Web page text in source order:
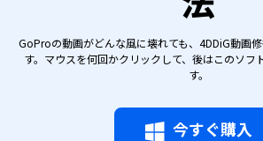
GoProの動画がどんな風に壊れても、4DDiG動画
す。マウスを何回かクリックして、後はこのソフ
す。
今すぐ購入